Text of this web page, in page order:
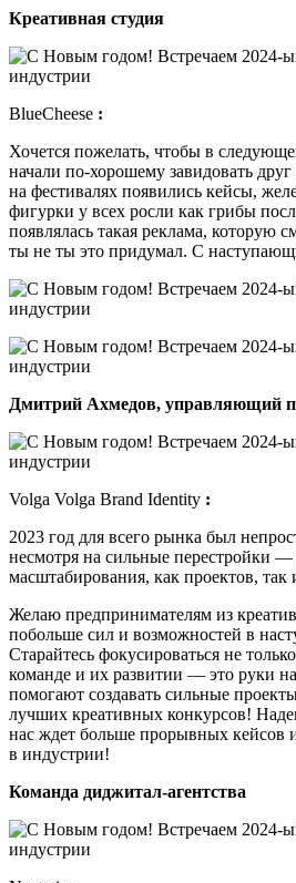
Креативная студия
BlueCheese :
Хочется пожелать, чтобы в
начали по-хорошему завидовать
на фестивалях появились кейсы,
фигурки у всех росли как грибы
появлялась такая реклама, которую
ты не ты это придумал. С
Дмитрий Ахмедов, управляющий
Volga Volga Brand Identity :
2023 год для всего рынка был
несмотря на сильные перестройки
масштабирования, как проектов, так
Желаю предпринимателям из
побольше сил и возможностей в
Старайтесь фокусироваться не
команде и их развитии — это руки
помогают создавать сильные
лучших креативных конкурсов!
нас ждет больше прорывных кейсов
в индустрии!
Команда диджитал-агентства